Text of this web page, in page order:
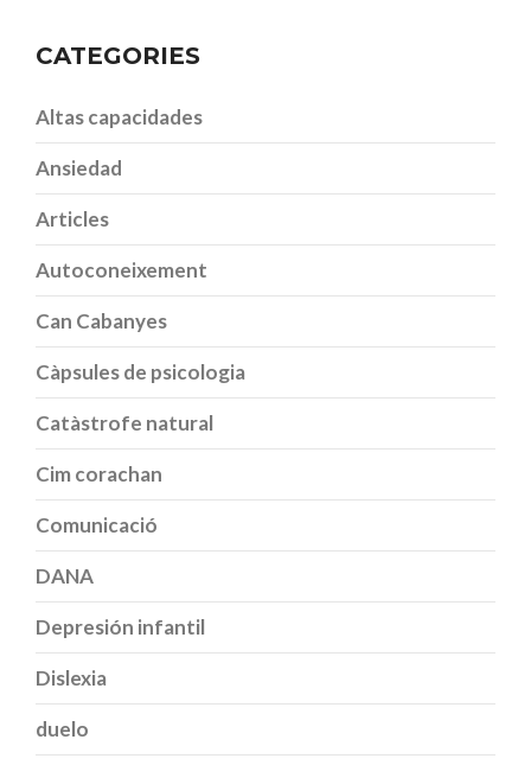
CATEGORIES
Altas capacidades
Ansiedad
Articles
Autoconeixement
Can Cabanyes
Càpsules de psicologia
Catàstrofe natural
Cim corachan
Comunicació
DANA
Depresión infantil
Dislexia
duelo